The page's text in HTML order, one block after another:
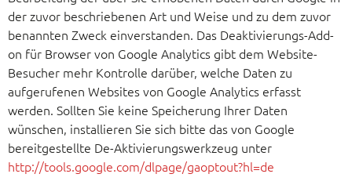
der zuvor beschriebenen Art und Weise und zu dem zuvor
benannten Zweck einverstanden. Das Deaktivierungs-Add-
on für Browser von Google Analytics gibt dem Website-
Besucher mehr Kontrolle darüber, welche Daten zu
aufgerufenen Websites von Google Analytics erfasst
werden. Sollten Sie keine Speicherung Ihrer Daten
wünschen, installieren Sie sich bitte das von Google
bereitgestellte De-Aktivierungswerkzeug unter
http://tools.google.com/dlpage/gaoptout?hl=de